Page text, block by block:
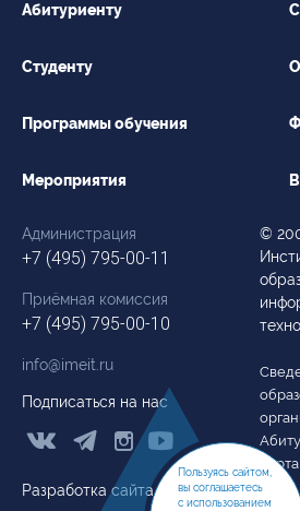
Абитуриенту
Студенту
Программы обучения
Мероприятия
Подписаться на нас
  
Разработка сайта
Администрация
+7 (495) 795-00-11
Приёмная комиссия
+7 (495) 795-00-10
info@imeit.ru
©
Пользуясь сайтом,
вы соглашаетесь
с использованием